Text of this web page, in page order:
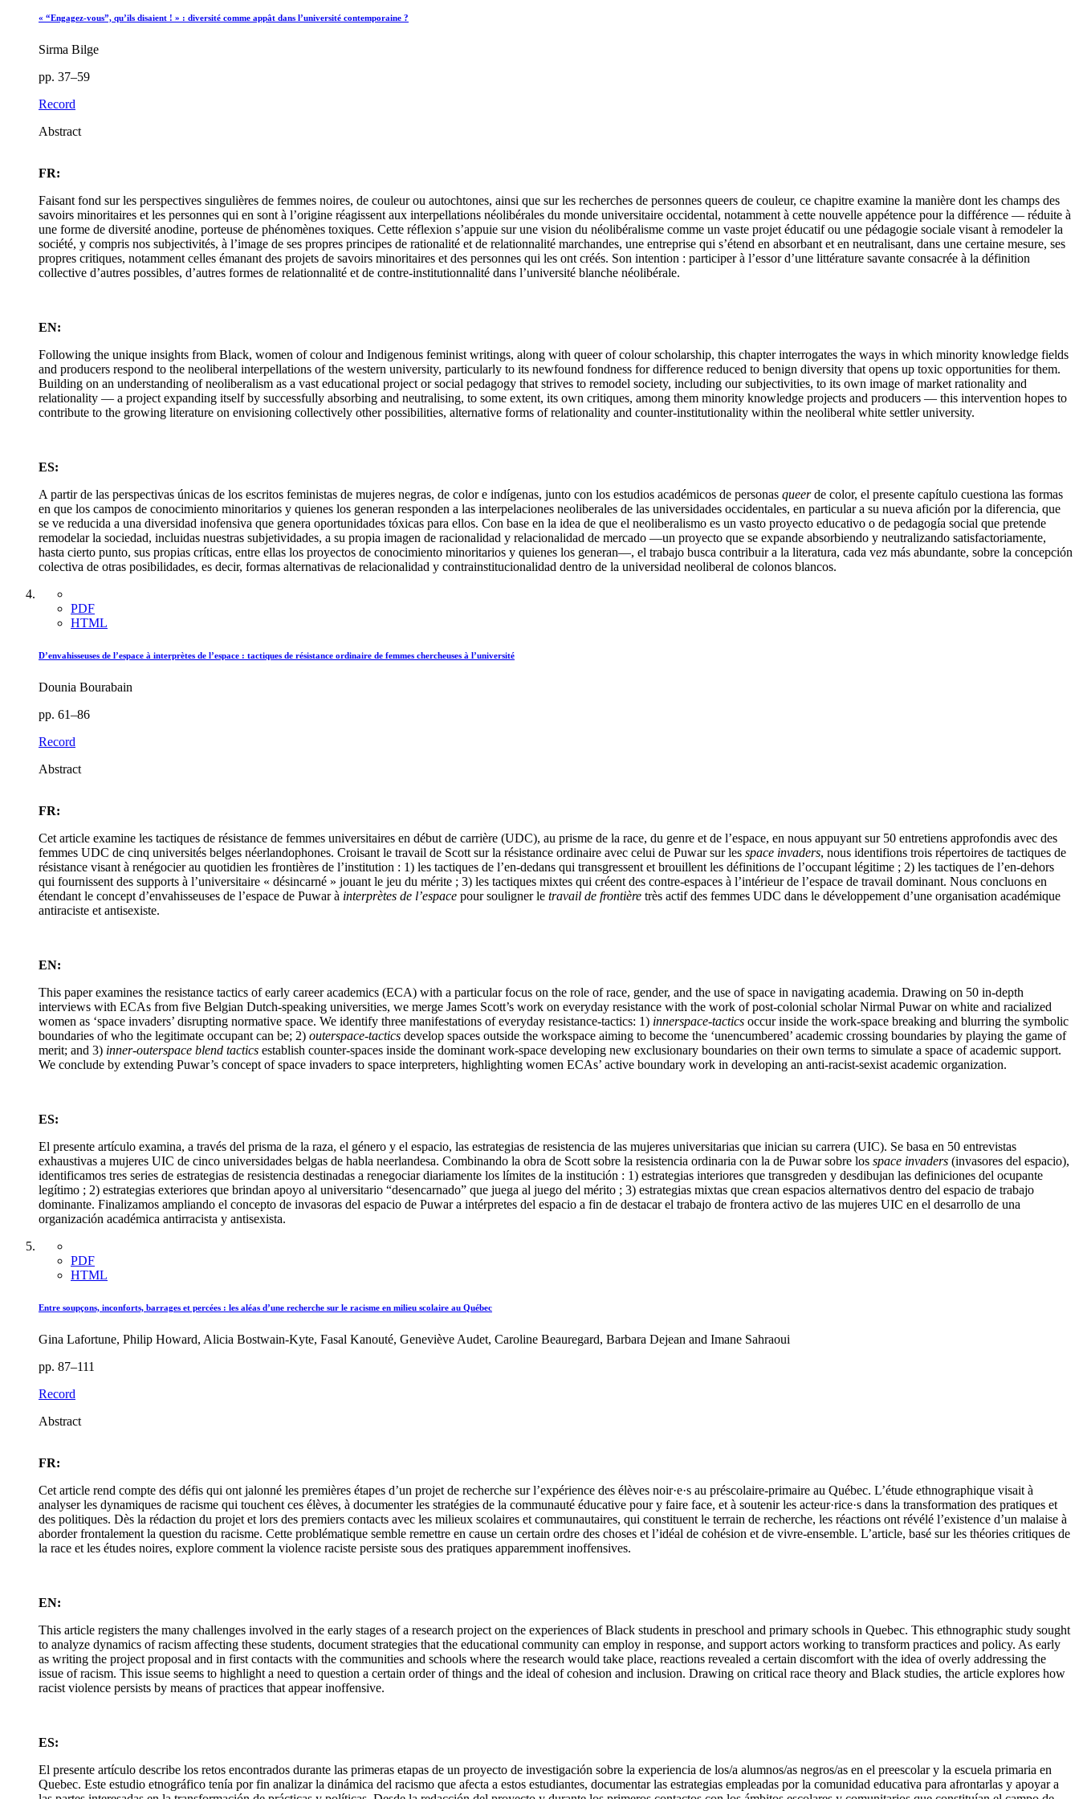
« “Engagez-vous”, qu’ils disaient ! » : diversité comme appât dans l’université contemporaine ?
Sirma Bilge
pp. 37–59
Record
Abstract
FR:
Faisant fond sur les perspectives singulières de femmes noires, de couleur ou autochtones, ainsi que sur les recherches de personnes queers de couleur, ce chapitre examine la manière dont les champs des
savoirs minoritaires et les personnes qui en sont à l’origine réagissent aux interpellations néolibérales du monde universitaire occidental, notamment à cette nouvelle appétence pour la différence — réduite à
une forme de diversité anodine, porteuse de phénomènes toxiques. Cette réflexion s’appuie sur une vision du néolibéralisme comme un vaste projet éducatif ou une pédagogie sociale visant à remodeler la
société, y compris nos subjectivités, à l’image de ses propres principes de rationalité et de relationnalité marchandes, une entreprise qui s’étend en absorbant et en neutralisant, dans une certaine mesure, ses
propres critiques, notamment celles émanant des projets de savoirs minoritaires et des personnes qui les ont créés. Son intention : participer à l’essor d’une littérature savante consacrée à la définition
collective d’autres possibles, d’autres formes de relationnalité et de contre-institutionnalité dans l’université blanche néolibérale.
EN:
Following the unique insights from Black, women of colour and Indigenous feminist writings, along with queer of colour scholarship, this chapter interrogates the ways in which minority knowledge fields
and producers respond to the neoliberal interpellations of the western university, particularly to its newfound fondness for difference reduced to benign diversity that opens up toxic opportunities for them.
Building on an understanding of neoliberalism as a vast educational project or social pedagogy that strives to remodel society, including our subjectivities, to its own image of market rationality and
relationality — a project expanding itself by successfully absorbing and neutralising, to some extent, its own critiques, among them minority knowledge projects and producers — this intervention hopes to
contribute to the growing literature on envisioning collectively other possibilities, alternative forms of relationality and counter-institutionality within the neoliberal white settler university.
ES:
A partir de las perspectivas únicas de los escritos feministas de mujeres negras, de color e indígenas, junto con los estudios académicos de personas queerde color, el presente capítulo cuestiona las formas
en que los campos de conocimiento minoritarios y quienes los generan responden a las interpelaciones neoliberales de las universidades occidentales, en particular a su nueva afición por la diferencia, que
se ve reducida a una diversidad inofensiva que genera oportunidades tóxicas para ellos. Con base en la idea de que el neoliberalismo es un vasto proyecto educativo o de pedagogía social que pretende
remodelar la sociedad, incluidas nuestras subjetividades, a su propia imagen de racionalidad y relacionalidad de mercado —un proyecto que se expande absorbiendo y neutralizando satisfactoriamente,
hasta cierto punto, sus propias críticas, entre ellas los proyectos de conocimiento minoritarios y quienes los generan—, el trabajo busca contribuir a la literatura, cada vez más abundante, sobre la concepción
colectiva de otras posibilidades, es decir, formas alternativas de relacionalidad y contrainstitucionalidad dentro de la universidad neoliberal de colonos blancos.
PDF
HTML
D’envahisseuses de l’espace à interprètes de l’espace : tactiques de résistance ordinaire de femmes chercheuses à l’université
Dounia Bourabain
pp. 61–86
Record
Abstract
FR:
Cet article examine les tactiques de résistance de femmes universitaires en début de carrière (UDC), au prisme de la race, du genre et de l’espace, en nous appuyant sur 50 entretiens approfondis avec des
femmes UDC de cinq universités belges néerlandophones. Croisant le travail de Scott sur la résistance ordinaire avec celui de Puwar sur les space invaders, nous identifions trois répertoires de tactiques de
résistance visant à renégocier au quotidien les frontières de l’institution : 1) les tactiques de l’en-dedans qui transgressent et brouillent les définitions de l’occupant légitime ; 2) les tactiques de l’en-dehors
qui fournissent des supports à l’universitaire « désincarné » jouant le jeu du mérite ; 3) les tactiques mixtes qui créent des contre-espaces à l’intérieur de l’espace de travail dominant. Nous concluons en
étendant le concept d’envahisseuses de l’espace de Puwar à interprètes de l’espace pour souligner le travail de frontière très actif des femmes UDC dans le développement d’une organisation académique
antiraciste et antisexiste.
EN:
This paper examines the resistance tactics of early career academics (ECA) with a particular focus on the role of race, gender, and the use of space in navigating academia. Drawing on 50 in-depth
interviews with ECAs from five Belgian Dutch-speaking universities, we merge James Scott’s work on everyday resistance with the work of post-colonial scholar Nirmal Puwar on white and racialized
women as ‘space invaders’ disrupting normative space. We identify three manifestations of everyday resistance-tactics: 1) innerspace-tactics occur inside the work-space breaking and blurring the symbolic
boundaries of who the legitimate occupant can be; 2) outerspace-tactics develop spaces outside the workspace aiming to become the ‘unencumbered’ academic crossing boundaries by playing the game of
merit; and 3) inner-outerspace blend tactics establish counter-spaces inside the dominant work-space developing new exclusionary boundaries on their own terms to simulate a space of academic support.
We conclude by extending Puwar’s concept of space invaders to space interpreters, highlighting women ECAs’ active boundary work in developing an anti-racist-sexist academic organization.
ES:
El presente artículo examina, a través del prisma de la raza, el género y el espacio, las estrategias de resistencia de las mujeres universitarias que inician su carrera (UIC). Se basa en 50 entrevistas
exhaustivas a mujeres UIC de cinco universidades belgas de habla neerlandesa. Combinando la obra de Scott sobre la resistencia ordinaria con la de Puwar sobre los space invaders (invasores del espacio),
identificamos tres series de estrategias de resistencia destinadas a renegociar diariamente los límites de la institución : 1) estrategias interiores que transgreden y desdibujan las definiciones del ocupante
legítimo ; 2) estrategias exteriores que brindan apoyo al universitario “desencarnado” que juega al juego del mérito ; 3) estrategias mixtas que crean espacios alternativos dentro del espacio de trabajo
dominante. Finalizamos ampliando el concepto de invasoras del espacio de Puwar a intérpretes del espacio a fin de destacar el trabajo de frontera activo de las mujeres UIC en el desarrollo de una
organización académica antirracista y antisexista.
PDF
HTML
Entre soupçons, inconforts, barrages et percées : les aléas d’une recherche sur le racisme en milieu scolaire au Québec
Gina Lafortune, Philip Howard, Alicia Bostwain-Kyte, Fasal Kanouté, Geneviève Audet, Caroline Beauregard, Barbara Dejean and Imane Sahraoui
pp. 87–111
Record
Abstract
FR:
Cet article rend compte des défis qui ont jalonné les premières étapes d’un projet de recherche sur l’expérience des élèves noir·e·s au préscolaire-primaire au Québec. L’étude ethnographique visait à
analyser les dynamiques de racisme qui touchent ces élèves, à documenter les stratégies de la communauté éducative pour y faire face, et à soutenir les acteur·rice·s dans la transformation des pratiques et
des politiques. Dès la rédaction du projet et lors des premiers contacts avec les milieux scolaires et communautaires, qui constituent le terrain de recherche, les réactions ont révélé l’existence d’un malaise à
aborder frontalement la question du racisme. Cette problématique semble remettre en cause un certain ordre des choses et l’idéal de cohésion et de vivre-ensemble. L’article, basé sur les théories critiques de
la race et les études noires, explore comment la violence raciste persiste sous des pratiques apparemment inoffensives.
EN:
This article registers the many challenges involved in the early stages of a research project on the experiences of Black students in preschool and primary schools in Quebec. This ethnographic study sought
to analyze dynamics of racism affecting these students, document strategies that the educational community can employ in response, and support actors working to transform practices and policy. As early
as writing the project proposal and in first contacts with the communities and schools where the research would take place, reactions revealed a certain discomfort with the idea of overly addressing the
issue of racism. This issue seems to highlight a need to question a certain order of things and the ideal of cohesion and inclusion. Drawing on critical race theory and Black studies, the article explores how
racist violence persists by means of practices that appear inoffensive.
ES:
El presente artículo describe los retos encontrados durante las primeras etapas de un proyecto de investigación sobre la experiencia de los/a alumnos/as negros/as en el preescolar y la escuela primaria en
Quebec. Este estudio etnográfico tenía por fin analizar la dinámica del racismo que afecta a estos estudiantes, documentar las estrategias empleadas por la comunidad educativa para afrontarlas y apoyar a